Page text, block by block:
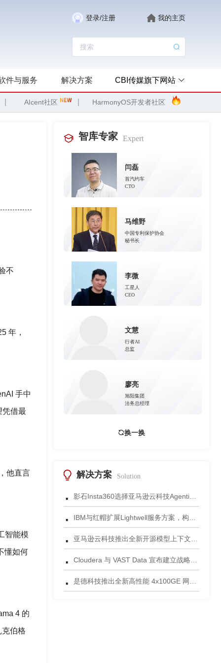
登录/注册 我的主页
件与服务 解决方案 CBI传媒旗下网站
AIcent社区 HarmonyOS开发者社区
不
年，
手中
凭借最
他直言
智能模
懂如何
4 的
伯格
智库专家 Expert
闫磊
首汽约车
CTO
马维野
中国专利保护协会
秘书长
李微
工星人
CEO
文慧
行者AI
总监
廖亮
旭阳集团
法务总经理
换一换
解决方案 Solution
· 影石Insta360选择亚马逊云科技Agentic AI 正式发布一站式智能成片应用
·
·
·
·